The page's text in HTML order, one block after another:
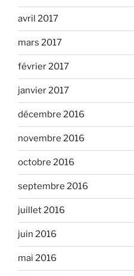
avril 2017
mars 2017
février 2017
janvier 2017
décembre 2016
novembre 2016
octobre 2016
septembre 2016
juillet 2016
juin 2016
mai 2016